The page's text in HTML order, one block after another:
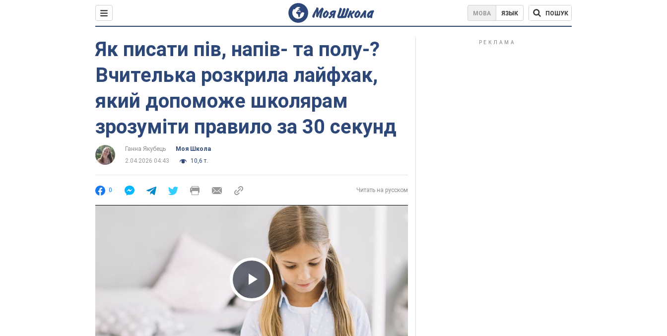
МОВА ЯЗЫК ПОШУК
Як писати пів, напів- та полу-?
Вчителька розкрила лайфхак,
який допоможе школярам
зрозуміти правило за 30 секунд
Ганна Якубець
Моя Школа
2.04.2026 04:43
10,6 т.
0 Читать на русском
Play Video